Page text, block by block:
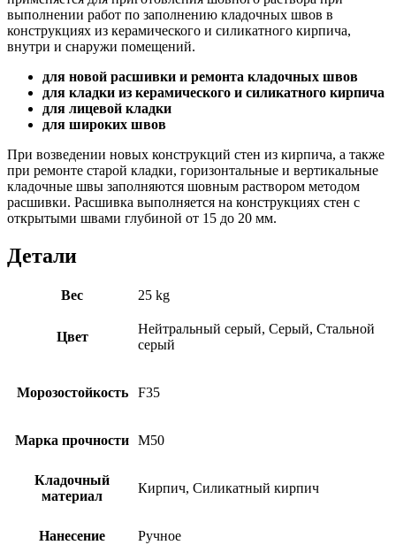
выполнении работ по заполнению кладочных швов в
конструкциях из керамического и силикатного кирпича,
внутри и снаружи помещений.
для новой расшивки и ремонта кладочных швов
для кладки из керамического и силикатного кирпича
для лицевой кладки
для широких швов
При возведении новых конструкций стен из кирпича, а также
при ремонте старой кладки, горизонтальные и вертикальные
кладочные швы заполняются шовным раствором методом
расшивки. Расшивка выполняется на конструкциях стен с
открытыми швами глубиной от 15 до 20 мм.
Детали
Вес 25 kg
Цвет
Нейтральный серый, Серый, Стальной
серый
Морозостойкость F35
Марка прочности M50
Кладочный
материал
Кирпич, Силикатный кирпич
Нанесение Ручное